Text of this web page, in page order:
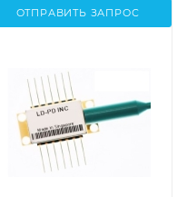
ОТПРАВИТЬ ЗАПРОС